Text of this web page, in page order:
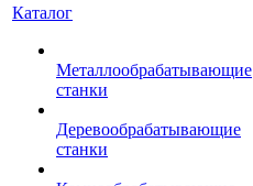
Каталог
Металлообрабатывающие
станки
Деревообрабатывающие
станки